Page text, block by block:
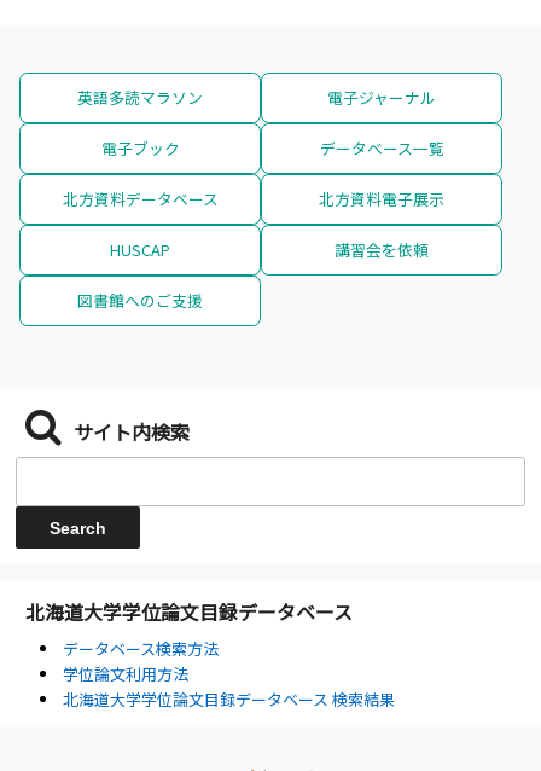
英語多読マラソン 電子ジャーナル
電子ブック データベース一覧
北方資料データベース 北方資料電子展示
HUSCAP 講習会を依頼
図書館へのご支援
サイト内検索
北海道大学学位論文目録データベース
データベース検索方法
学位論文利用方法
北海道大学学位論文目録データベース 検索結果